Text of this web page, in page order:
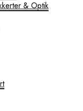
& Optik